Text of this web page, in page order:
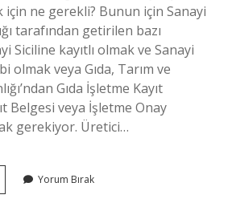
ne gerekli? Bunun için Sanayi
tarafından getirilen bazı
Siciline kayıtlı olmak ve Sanayi
olmak veya Gıda, Tarım ve
Gıda İşletme Kayıt
Belgesi veya İşletme Onay
gerekiyor. Üretici…
Yorum Bırak